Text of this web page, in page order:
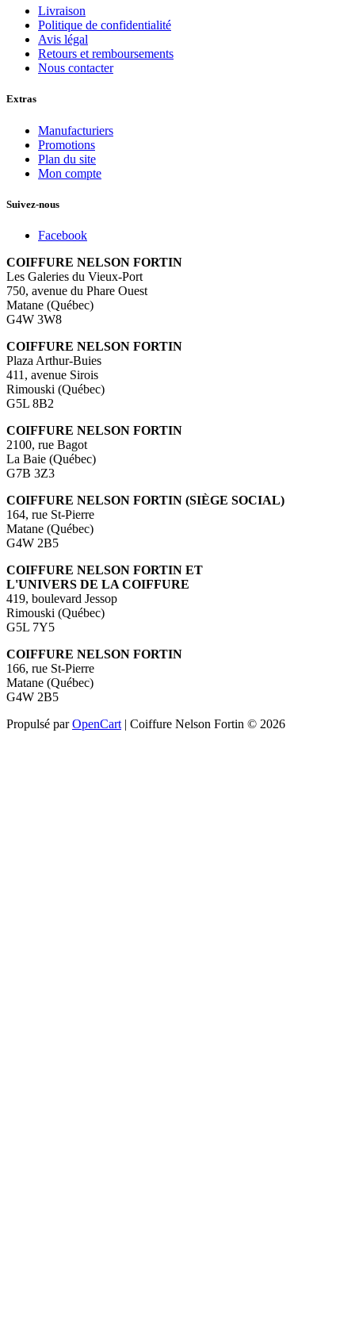
Livraison
Politique de confidentialité
Avis légal
Retours et remboursements
Nous contacter
Extras
Manufacturiers
Promotions
Plan du site
Mon compte
Suivez-nous
Facebook
COIFFURE NELSON FORTIN
Les Galeries du Vieux-Port
750, avenue du Phare Ouest
Matane (Québec)
G4W 3W8
COIFFURE NELSON FORTIN
Plaza Arthur-Buies
411, avenue Sirois
Rimouski (Québec)
G5L 8B2
COIFFURE NELSON FORTIN
2100, rue Bagot
La Baie (Québec)
G7B 3Z3
COIFFURE NELSON FORTIN (SIÈGE SOCIAL)
164, rue St-Pierre
Matane (Québec)
G4W 2B5
COIFFURE NELSON FORTIN ET
L'UNIVERS DE LA COIFFURE
419, boulevard Jessop
Rimouski (Québec)
G5L 7Y5
COIFFURE NELSON FORTIN
166, rue St-Pierre
Matane (Québec)
G4W 2B5
Propulsé parOpenCart | Coiffure Nelson Fortin © 2026